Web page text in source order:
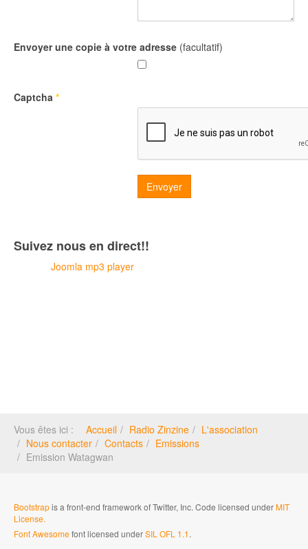
Envoyer une copie à votre adresse (facultatif)
Captcha *
Envoyer
Suivez nous en direct!!
Joomla mp3 player
Vous êtes ici : Accueil Radio Zinzine
L'association
Nous contacter
Contacts
Emissions
Emission Watagwan
Bootstrapis a front-end framework of Twitter, Inc. Code licensed underMIT
License.
Font Awesomefont licensed underSIL OFL 1.1.